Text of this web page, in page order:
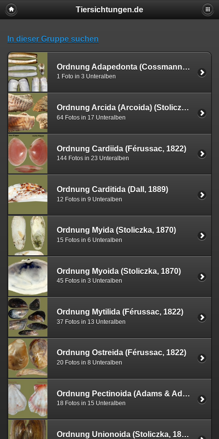
Tiersichtungen.de
In dieser Gruppe suchen
Ordnung Adapedonta (Cossmann & Peyrot, 1909)
1 Foto in 3 Unteralben
Ordnung Arcida (Arcoida) (Stoliczka, 1871)
64 Fotos in 17 Unteralben
Ordnung Cardiida (Férussac, 1822)
144 Fotos in 23 Unteralben
Ordnung Carditida (Dall, 1889)
12 Fotos in 9 Unteralben
Ordnung Myida (Stoliczka, 1870)
15 Fotos in 6 Unteralben
Ordnung Myoida (Stoliczka, 1870)
45 Fotos in 3 Unteralben
Ordnung Mytilida (Férussac, 1822)
37 Fotos in 13 Unteralben
Ordnung Ostreida (Férussac, 1822)
20 Fotos in 8 Unteralben
Ordnung Pectinoida (Adams & Adams, 1857)
18 Fotos in 15 Unteralben
Ordnung Unionoida (Stoliczka, 1871)